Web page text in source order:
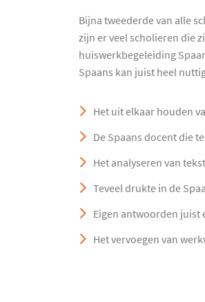
Bijna tweederde van alle
zijn er veel scholieren die
huiswerkbegeleiding
Spaans kan juist heel
Het uit elkaar houden
De Spaans docent die
Het analyseren van
Teveel drukte in de
Eigen antwoorden juist
Het vervoegen van